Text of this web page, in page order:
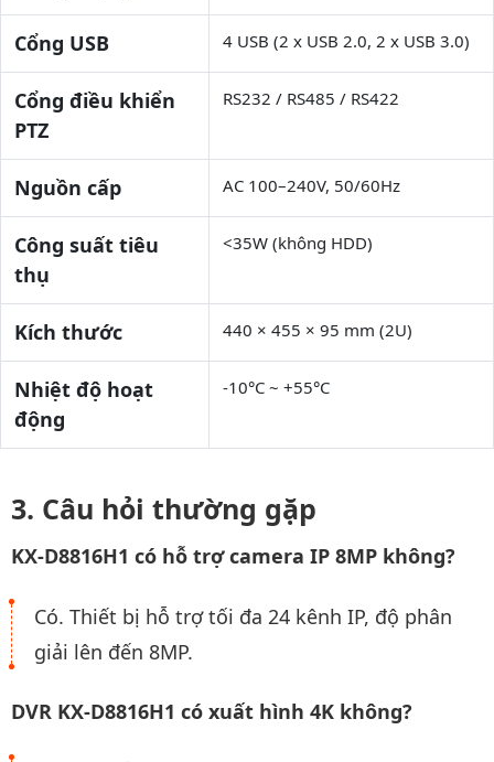
Cổng USB 4 USB (2 x USB 2.0, 2 x USB 3.0)
Cổng điều khiển
PTZ
RS232 / RS485 / RS422
Nguồn cấp AC 100–240V, 50/60Hz
Công suất tiêu
thụ
<35W (không HDD)
Kích thước 440 × 455 × 95 mm (2U)
Nhiệt độ hoạt
động
-10°C ~ +55°C
Câu hỏi thường gặp
KX-D8816H1 có hỗ trợ camera IP 8MP không?
Có. Thiết bị hỗ trợ tối đa 24 kênh IP, độ phân
giải lên đến 8MP.
DVR KX-D8816H1 có xuất hình 4K không?